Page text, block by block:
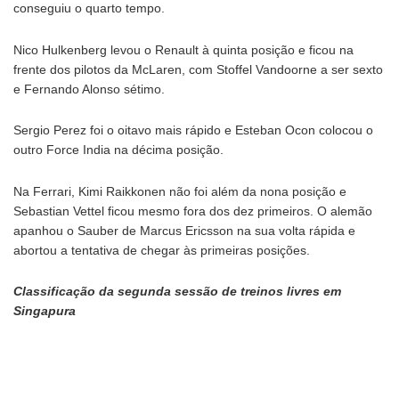
conseguiu o quarto tempo.
Nico Hulkenberg levou o Renault à quinta posição e ficou na
frente dos pilotos da McLaren, com Stoffel Vandoorne a ser sexto
e Fernando Alonso sétimo.
Sergio Perez foi o oitavo mais rápido e Esteban Ocon colocou o
outro Force India na décima posição.
Na Ferrari, Kimi Raikkonen não foi além da nona posição e
Sebastian Vettel ficou mesmo fora dos dez primeiros. O alemão
apanhou o Sauber de Marcus Ericsson na sua volta rápida e
abortou a tentativa de chegar às primeiras posições.
Classificação da segunda sessão de treinos livres em
Singapura